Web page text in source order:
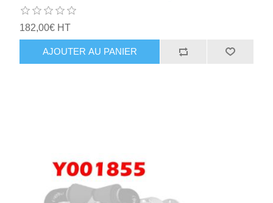
182,00€ HT
AJOUTER AU PANIER